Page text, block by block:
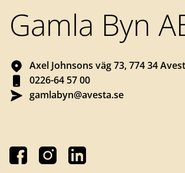
Gamla Byn
Axel Johnsons väg 73, 774 34
0226-64 57 00
gamlabyn@avesta.se